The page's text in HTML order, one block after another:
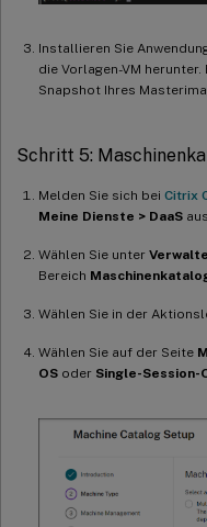
Installieren Sie
die Vorlagen-VM
Snapshot Ihres
Schritt 5:
Melden Sie sich bei Citrix
Meine Dienste > DaaS
Wählen Sie unter
Bereich
Wählen Sie in der
Wählen Sie auf der Seite
OS oder Single-Session-